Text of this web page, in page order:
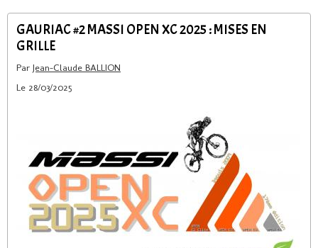
GAURIAC #2 MASSI OPEN XC 2025 : MISES EN
GRILLE
Par Jean-Claude BALLION
Le 28/03/2025